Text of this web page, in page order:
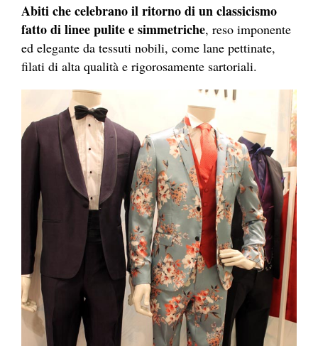
Abiti che celebrano il ritorno di un classicismo
fatto di linee pulite e simmetriche, reso imponente
ed elegante da tessuti nobili, come lane pettinate,
filati di alta qualità e rigorosamente sartoriali.